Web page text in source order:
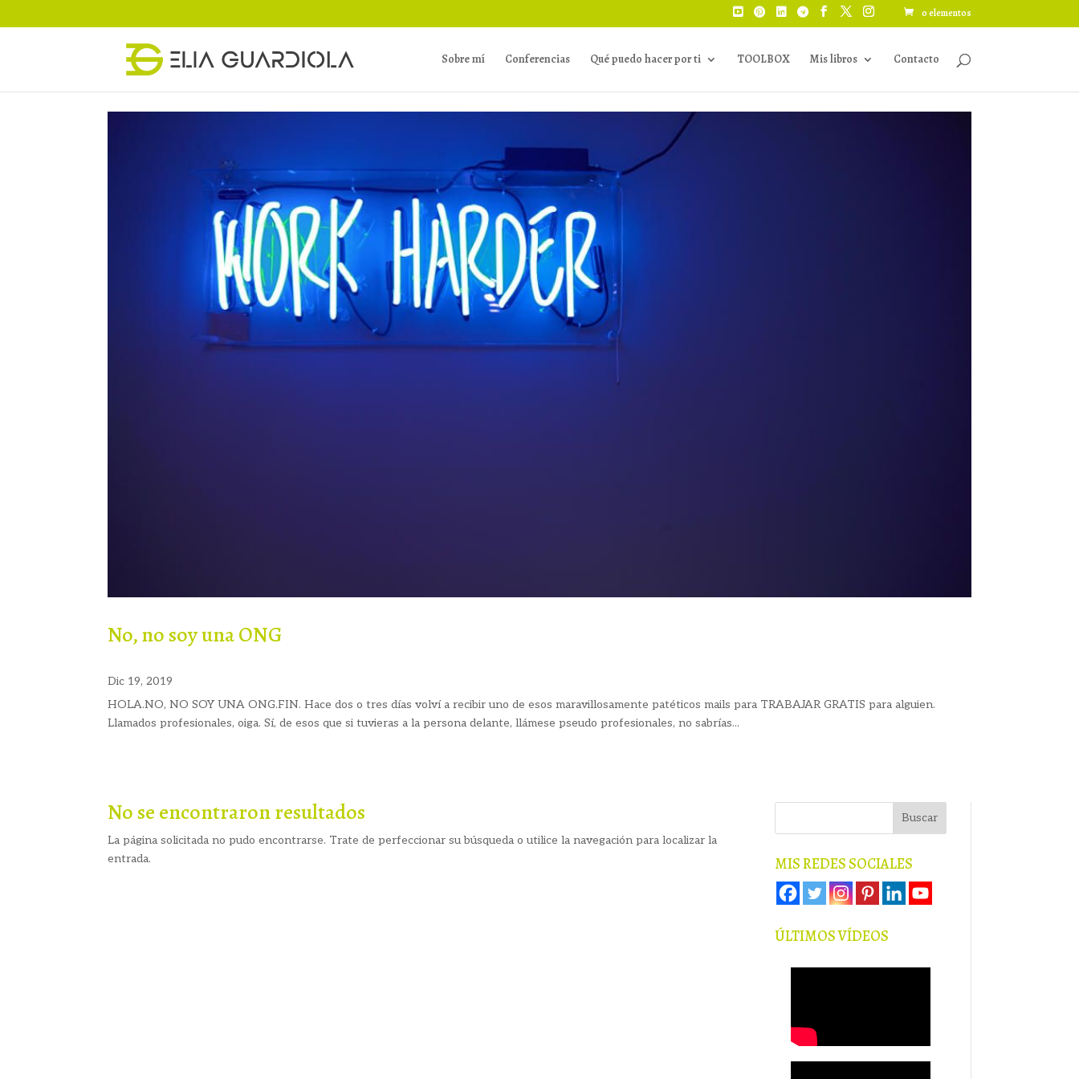
0 elementos
Sobre mí Conferencias Qué puedo hacer por ti TOOLBOX Mis libros Contacto
No, no soy una ONG
Dic 19, 2019
HOLA.NO, NO SOY UNA ONG.FIN. Hace dos o tres días volví a recibir uno de esos maravillosamente patéticos mails para TRABAJAR GRATIS para alguien.
Llamados profesionales, oiga. Sí, de esos que si tuvieras a la persona delante, llámese pseudo profesionales, no sabrías...
No se encontraron resultados
La página solicitada no pudo encontrarse. Trate de perfeccionar su búsqueda o utilice la navegación para localizar la
entrada.
MIS REDES SOCIALES
ÚLTIMOS VÍDEOS